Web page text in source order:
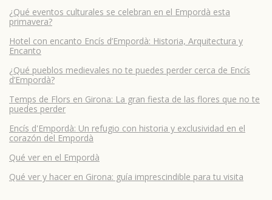
¿Qué eventos culturales se celebran en el Empordà esta
primavera?
Hotel con encanto Encís d’Empordà: Historia, Arquitectura y
Encanto
¿Qué pueblos medievales no te puedes perder cerca de Encís
d’Empordà?
Temps de Flors en Girona: La gran fiesta de las flores que no te
puedes perder
Encís d'Empordà: Un refugio con historia y exclusividad en el
corazón del Empordà
Qué ver en el Empordà
Qué ver y hacer en Girona: guía imprescindible para tu visita